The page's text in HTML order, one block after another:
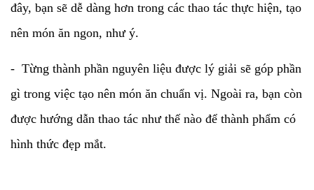
đây, bạn sẽ dễ dàng hơn trong các thao tác thực hiện, tạo
nên món ăn ngon, như ý.
- Từng thành phần nguyên liệu được lý giải sẽ góp phần
gì trong việc tạo nên món ăn chuẩn vị. Ngoài ra, bạn còn
được hướng dẫn thao tác như thế nào để thành phẩm có
hình thức đẹp mắt.